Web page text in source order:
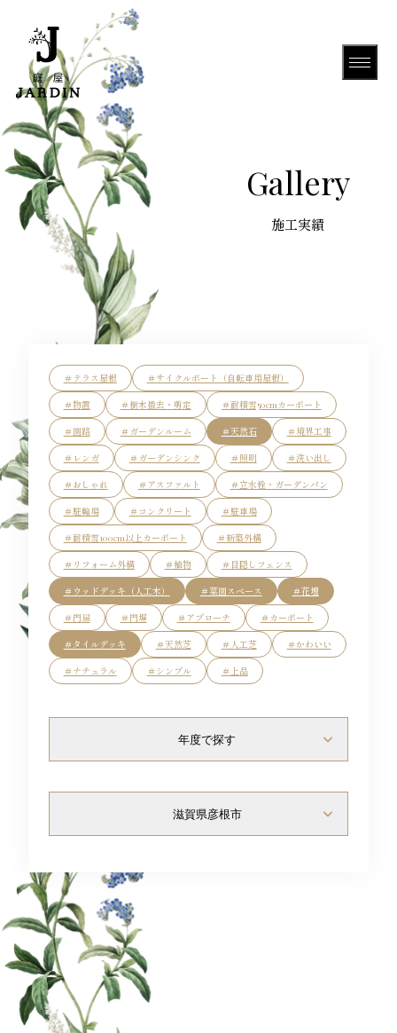
Gallery
＃テラス屋根 ＃サイクルポート（自転車用屋根）
＃物置 ＃樹木撤去・剪定 ＃耐積雪50cmカーポート
＃園路 ＃ガーデンルーム ＃天然石 ＃境界工事
＃レンガ ＃ガーデンシンク ＃照明 ＃洗い出し
＃おしゃれ ＃アスファルト ＃立水栓・ガーデンパン
＃駐輪場 ＃コンクリート ＃駐車場
＃耐積雪100cm以上カーポート ＃新築外構
＃リフォーム外構 ＃植物 ＃目隠しフェンス
＃ウッドデッキ（人工木） ＃菜園スペース ＃花壇
＃門扉 ＃門塀 ＃アプローチ ＃カーポート
＃タイルデッキ ＃天然芝 ＃人工芝 ＃かわいい
＃ナチュラル ＃シンプル ＃上品
年度で探す
滋賀県彦根市
Flow
Blog
Access
Staff
News